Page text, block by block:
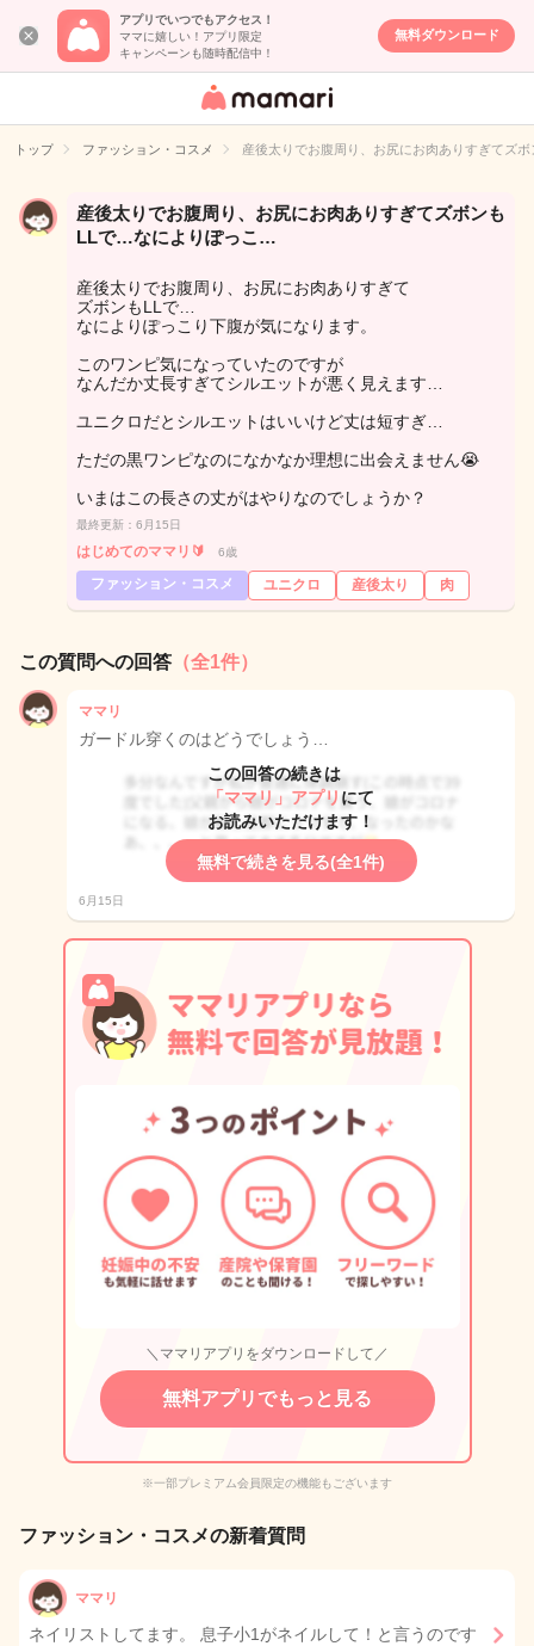
アプリでいつでもアクセス！
ママに嬉しい！アプリ限定
キャンペーンも随時配信中！
無料ダウンロード
女性専用匿名QA
イト
トップ ファッション・コスメ 産後太りでお腹周り、お尻にお肉ありすぎてズ
産後太りでお腹周り、お尻にお肉ありすぎてズボンも
LLで…なによりぽっこ…
産後太りでお腹周り、お尻にお肉ありすぎて
ズボンもLLで…
なによりぽっこり下腹が気になります。
このワンピ気になっていたのですが
なんだか丈長すぎてシルエットが悪く見えます…
ユニクロだとシルエットはいいけど丈は短すぎ…
ただの黒ワンピなのになかなか理想に出会えません😭
いまはこの長さの丈がはやりなのでしょうか？
最終更新：6月15日
はじめてのママリ🔰 6歳
ファッション・コスメ ユニクロ 産後太り 肉
この質問への回答 （全1件）
ママリ
ガードル穿くのはどうでしょう…
この回答の続きは
「ママリ」アプリ にて
お読みいただけます！
無料で続きを見る(全1件)
6月15日
＼ママリアプリをダウンロードして／
無料アプリでもっと見る
※一部プレミアム会員限定の機能もございます
ファッション・コスメの新着質問
ママリ
ネイリストしてます。 息子小1がネイルして！と言うのです